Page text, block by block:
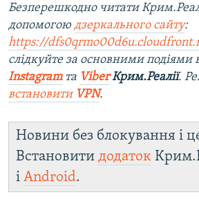
Безперешкодно читати
допомогою дзеркального сайту:
https://
слідкуйте за основними подіями
Instagramта ViberКрим.Реалії.
встановити VPN.
Новини без блокування і
Встановити додаток
і Android.